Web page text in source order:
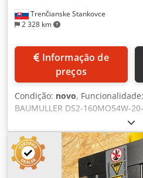
Trenčianske Stankovce
2 328 km
preços
Condição: novo, Funcionalidade:
BAUMULLER DS2-160MO54W-